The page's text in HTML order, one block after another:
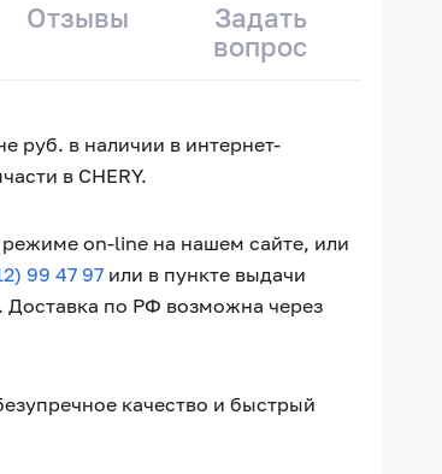
Отзывы
Задать
вопрос
руб. в наличии в интернет-
в CHERY.
on-line на нашем сайте, или
99 47 97или в пункте выдачи
Доставка по РФ возможна через
качество и быстрый